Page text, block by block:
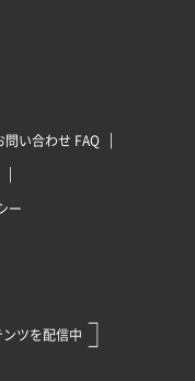
問い合わせ FAQ
ー